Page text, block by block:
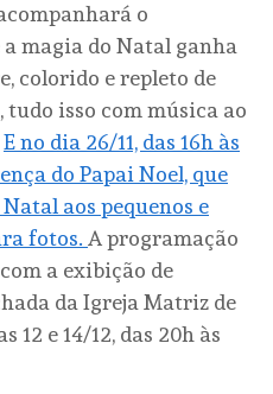
o
magia do Natal ganha
colorido e repleto de
tudo isso com música ao
E no dia 26/11, das 16h às
do Papai Noel, que
aos pequenos e
fotos. A programação
a exibição de
da Igreja Matriz de
12 e 14/12, das 20h às